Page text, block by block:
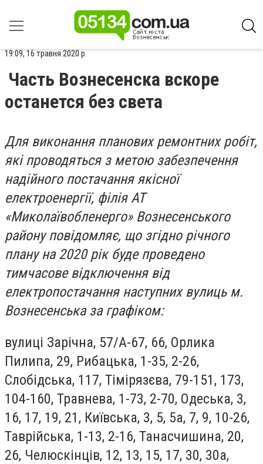
19:09, 16 травня 2020 р.
Часть Вознесенска вскоре
останется без света
Для виконання планових ремонтних робіт,
які проводяться з метою забезпечення
надійного постачання якісної
електроенергії, філія АТ
«Миколаївобленерго» Вознесенського
району повідомляє, що згідно річного
плану на 2020 рік буде проведено
тимчасове відключення від
електропостачання наступних вулиць м.
Вознесенська за графіком:
вулиці Зарічна, 57/А-67, 66, Орлика
Пилипа, 29, Рибацька, 1-35, 2-26,
Слобідська, 117, Тімірязєва, 79-151, 173,
104-160, Травнева, 1-73, 2-70, Одеська, 3,
16, 17, 19, 21, Київська, 3, 5, 5а, 7, 9, 10-26,
Таврійська, 1-13, 2-16, Танасчишина, 20,
26, Челюскінців, 12, 13, 15, 17, 30, 30а,